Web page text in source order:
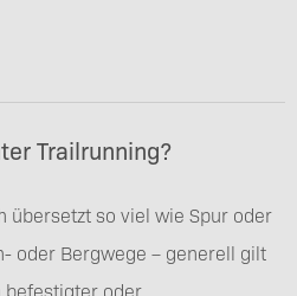
Trailrunning?
übersetzt so viel wie Spur oder
oder Bergwege – generell gilt
befestigter oder